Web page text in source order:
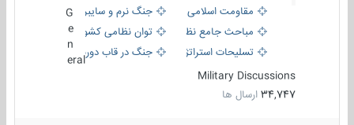
مقاومت اسلامی
جنگ نرم و سایبری
مباحث جامع نظامی
توان نظامی کشورها
تسلیحات استراتژیک
جنگ در قاب دوربین
eral
Military Discussions
34,747 ارسال ها